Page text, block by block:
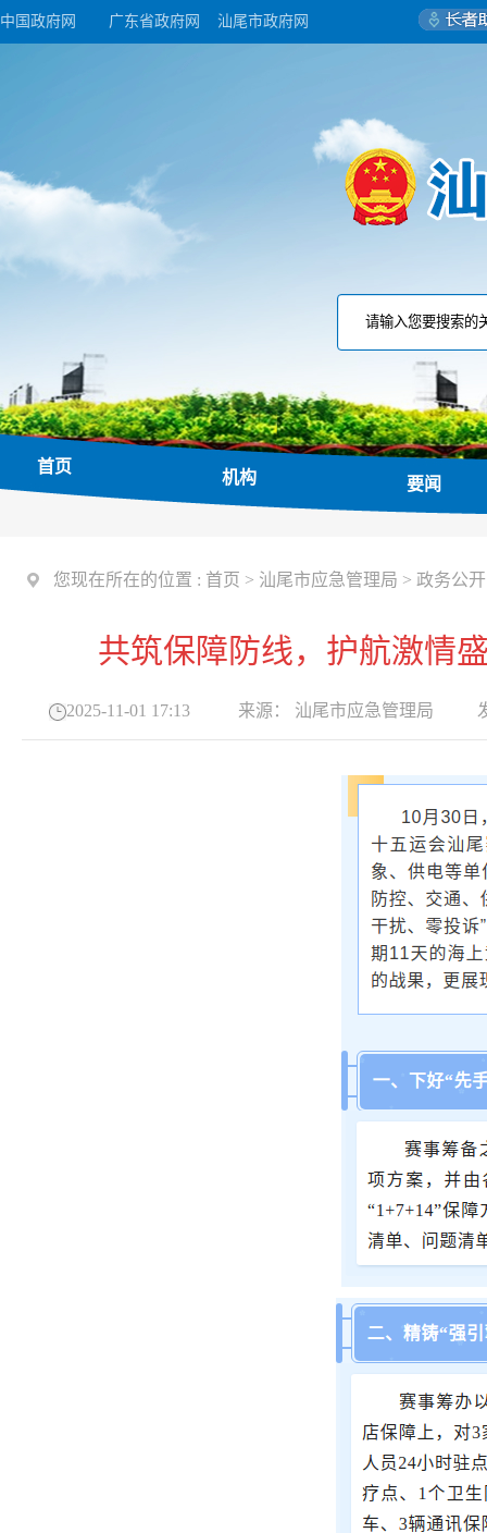
中国政府网 广东省政府网 汕尾市政府网
首页
机构 要闻
您现在所在的位置 : 首页 > 汕尾市应急管理局 > 政务公开
共筑保障防线，护航激情
2025-11-01 17:13 来源： 汕尾市应急管理局 发